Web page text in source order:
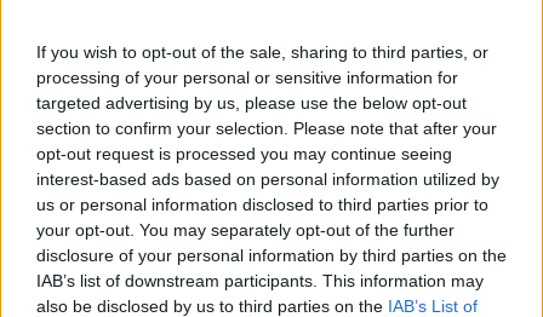
If you wish to opt-out of the sale, sharing to third parties, or
processing of your personal or sensitive information for
targeted advertising by us, please use the below opt-out
section to confirm your selection. Please note that after your
opt-out request is processed you may continue seeing
interest-based ads based on personal information utilized by
us or personal information disclosed to third parties prior to
your opt-out. You may separately opt-out of the further
disclosure of your personal information by third parties on the
IAB’s list of downstream participants. This information may
also be disclosed by us to third parties on the IAB’s List of
ενισχύσεων προηγούμενων ετών (όπως κρατικές
ενισχύσεις τύπου ΠΣΕΑ ή ad hoc αποζημιώσεις)
είτε καθυστερούν υπερβολικά είτε δεν καλύπτουν
το σύνολο των πληγέντων. Έτσι, οι παραγωγοί
βρίσκονται να χρηματοδοτούν μόνοι τους την
επιβίωσή τους, την ώρα που συνεχίζουν να
πληρώνουν εισφορές για μια «ασφάλιση» που δεν
ανταποκρίνεται στις ανάγκες τους.